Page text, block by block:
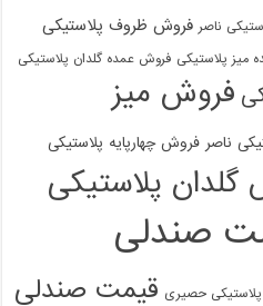
ناصر فروش ظروف پلاستیکی
میز پلاستیکی فروش عمده گلدان پلاستیکی
فروش میز
ناصر فروش چهارپایه پلاستیکی
گلدان پلاستیکی
صندلی
حصیری قیمت صندلی